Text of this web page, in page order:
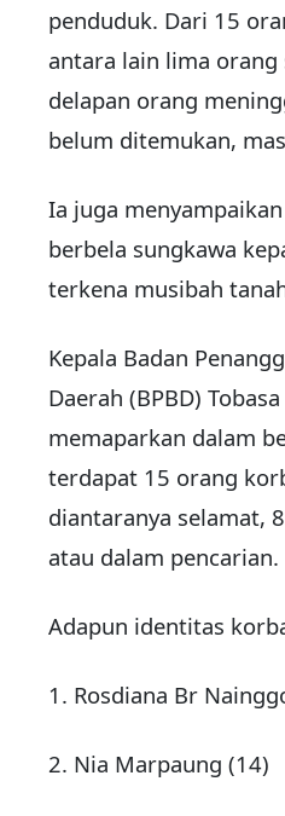
penduduk. Dari 15
antara lain lima orang
delapan orang
belum ditemukan,
Ia juga
berbela sungkawa
terkena musibah
Kepala Badan
Daerah (BPBD)
memaparkan dalam
terdapat 15 orang
diantaranya selamat,
atau dalam pencarian.
Adapun identitas
1. Rosdiana Br
2. Nia Marpaung (14)